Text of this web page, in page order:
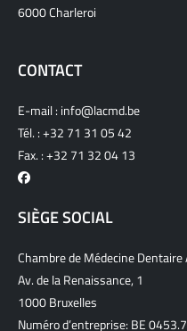
6000 Charleroi
CONTACT
E-mail : info@lacmd.be
Tél. :+32 71 31 05 42
Fax. : +32 71 32 04 13
SIÈGE SOCIAL
Chambre de Médecine Dentaire
Av. de la Renaissance, 1
1000 Bruxelles
Numéro d’entreprise: BE